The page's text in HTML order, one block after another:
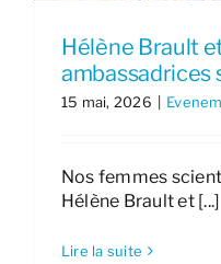
Hélène Brault
15 mai, 2026
Nos femmes
Hélène Brault et [...]
Lire la suite